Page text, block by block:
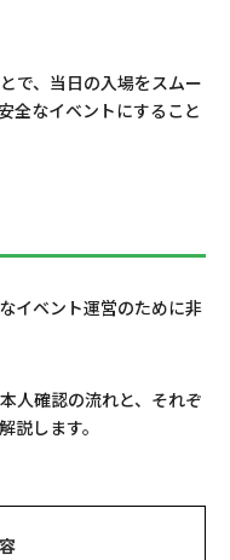
で、当日の入場をスムー
全なイベントにすること
イベント運営のために非
人確認の流れと、それぞ
説します。